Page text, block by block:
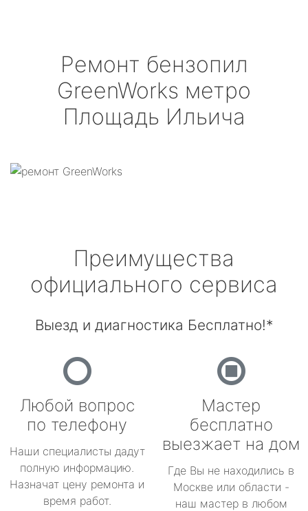
Ремонт бензопил
GreenWorks метро
Площадь Ильича
Преимущества
официального сервиса
Выезд и диагностика Бесплатно!*
Любой вопрос
по телефону
Наши специалисты дадут
полную информацию.
Назначат цену ремонта и
время работ.
Мастер
бесплатно
выезжает на дом
Где Вы не находились в
Москве или области -
наш мастер в любом